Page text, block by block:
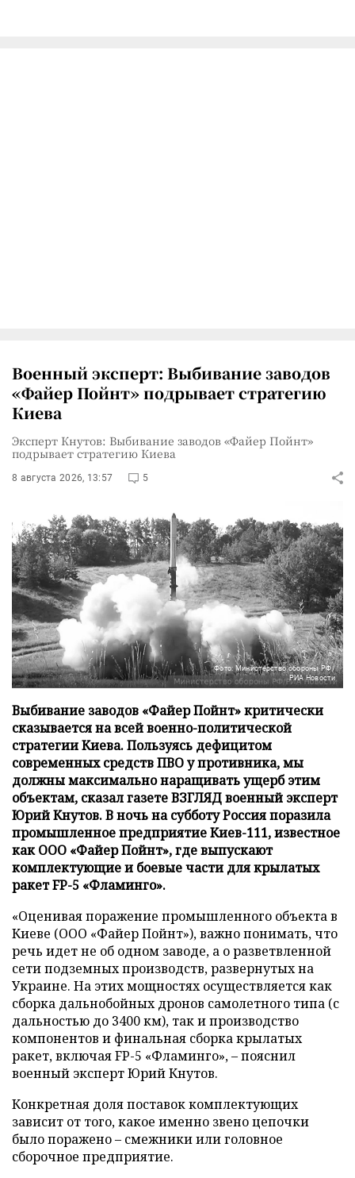
Военный эксперт: Выбивание заводов
«Файер Пойнт» подрывает стратегию
Киева
Эксперт Кнутов: Выбивание заводов «Файер Пойнт»
подрывает стратегию Киева
8 августа 2026, 13:57 5
Фото: Министерство обороны РФ/
РИА Новости
Выбивание заводов «Файер Пойнт» критически
сказывается на всей военно-политической
стратегии Киева. Пользуясь дефицитом
современных средств ПВО у противника, мы
должны максимально наращивать ущерб этим
объектам, сказал газете ВЗГЛЯД военный эксперт
Юрий Кнутов. В ночь на субботу Россия поразила
промышленное предприятие Киев-111, известное
как ООО «Файер Пойнт», где выпускают
комплектующие и боевые части для крылатых
ракет FP-5 «Фламинго».
«Оценивая поражение промышленного объекта в
Киеве (ООО «Файер Пойнт»), важно понимать, что
речь идет не об одном заводе, а о разветвленной
сети подземных производств, развернутых на
Украине. На этих мощностях осуществляется как
сборка дальнобойных дронов самолетного типа (с
дальностью до 3400 км), так и производство
компонентов и финальная сборка крылатых
ракет, включая FP-5 «Фламинго», – пояснил
военный эксперт Юрий Кнутов.
Конкретная доля поставок комплектующих
зависит от того, какое именно звено цепочки
было поражено – смежники или головное
сборочное предприятие.